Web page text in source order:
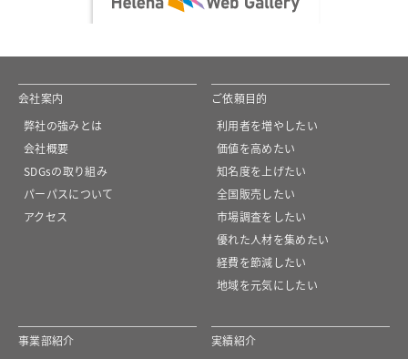
会社案内
弊社の強みとは
会社概要
SDGsの取り組み
パーパスについて
アクセス
ご依頼目的
利用者を増やしたい
価値を高めたい
知名度を上げたい
全国販売したい
市場調査をしたい
優れた人材を集めたい
経費を節減したい
地域を元気にしたい
事業部紹介
実績紹介